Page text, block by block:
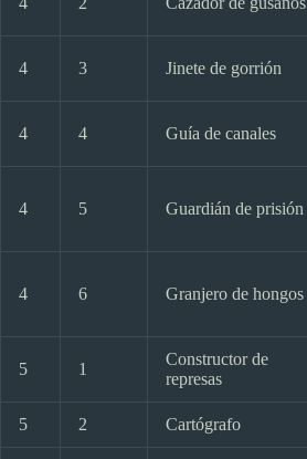
4 3 Jinete de gorrión
4 4 Guía de canales
4 5 Guardián de prisión
4 6 Granjero de hongos
5 1
Constructor de
represas
5 2 Cartógrafo